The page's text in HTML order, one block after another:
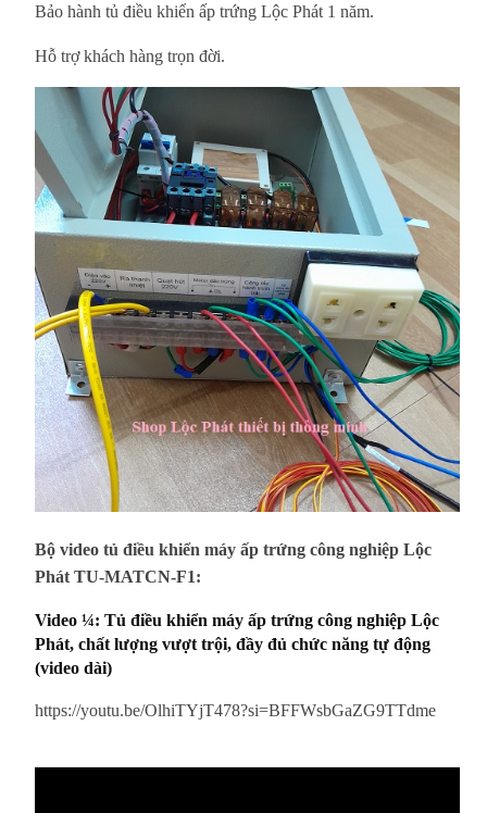
Bảo hành tủ điều khiển ấp trứng Lộc Phát 1 năm.
Hỗ trợ khách hàng trọn đời.
Bộ video tủ điều khiển máy ấp trứng công nghiệp Lộc
Phát TU-MATCN-F1:
Video ¼: Tủ điều khiển máy ấp trứng công nghiệp Lộc
Phát, chất lượng vượt trội, đầy đủ chức năng tự động
(video dài)
https://youtu.be/OlhiTYjT478?si=BFFWsbGaZG9TTdme